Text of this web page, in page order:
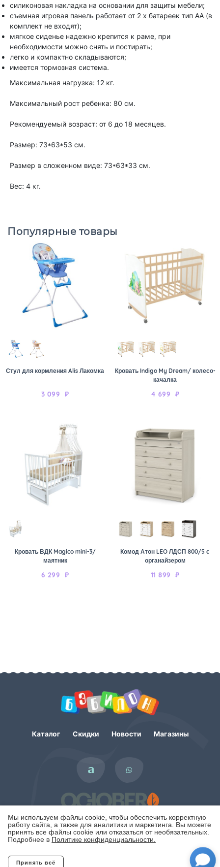
Мы используем файлы cookie, чтобы обеспечить корректную
работу сайта, а также для аналитики и маркетинга. Вы можете
принять все файлы cookie или отказаться от необязательных.
Подробнее в Политике конфиденциальности.
Принять всё
силиконовая накладка на основании для защиты мебели;
съемная игровая панель работает от 2 х батареек тип АА (в
комплект не входят);
мягкое сиденье надежно крепится к раме, при
необходимости можно снять и постирать;
легко и компактно складываются;
имеется тормозная система.
Максимальная нагрузка: 12 кг.
Максимальный рост ребенка: 80 см.
Рекомендуемый возраст: от 6 до 18 месяцев.
Размер: 73*63*53 см.
Размер в сложенном виде: 73*63*33 см.
Вес: 4 кг.
Популярные товары
Стул для кормления Alis Лакомка
3 099 ₽
Кровать Indigo My Dream/ колесо-
качалка
4 699 ₽
Кровать ВДК Magico mini-3/
маятник
6 299 ₽
Комод Атон LEO ЛДСП 800/5 с
органайзером
11 899 ₽
Каталог Скидки Новости Магазины
Политика конфиденциальности